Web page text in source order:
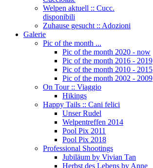
Welpen aktuell :: Cucc.
disponibili
Zuhause gesucht :: Adozioni
Galerie
Pic of the month ...
Pic of the month 2020 - now
Pic of the month 2016 - 2019
Pic of the month 2010 - 2015
Pic of the month 2002 - 2009
On Tour :: Viaggio
Hikings
Happy Tails :: Cani felici
Unser Rudel
Welpentreffen 2014
Pool Pix 2011
Pool Pix 2018
Professional Shootings
Jubiläum by Vivian Tan
Herbst des Lebens by Anne